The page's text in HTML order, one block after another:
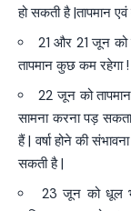
हो सकती है |तापमान
21 और 21 जून को
तापमान कुछ कम रहेगा !
22 जून को
सामना करना पड़
हैं | वर्षा होने की
सकती है |
23 जून को धूल